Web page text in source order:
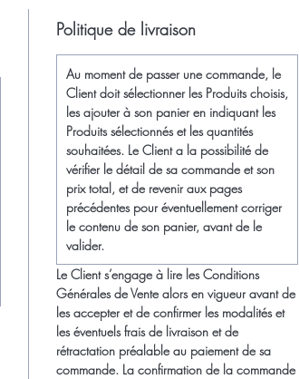
Politique de livraison
Au moment de passer une commande, le
Client doit sélectionner les Produits choisis,
les ajouter à son panier en indiquant les
Produits sélectionnés et les quantités
souhaitées. Le Client a la possibilité de
vérifier le détail de sa commande et son
prix total, et de revenir aux pages
précédentes pour éventuellement corriger
le contenu de son panier, avant de le
valider.
Le Client s’engage à lire les Conditions
Générales de Vente alors en vigueur avant de
les accepter et de confirmer les modalités et
les éventuels frais de livraison et de
rétractation préalable au paiement de sa
commande. La confirmation de la commande